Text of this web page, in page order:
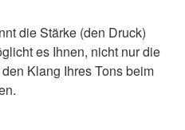
die Stärke (den Druck)
es Ihnen, nicht nur die
Klang Ihres Tons beim